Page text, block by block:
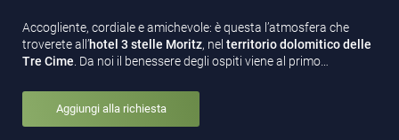
Accogliente, cordiale e amichevole: è questa l’atmosfera che
troverete all’hotel 3 stelle Moritz, nel territorio dolomitico delle
Tre Cime. Da noi il benessere degli ospiti viene al primo…
Aggiungi alla richiesta